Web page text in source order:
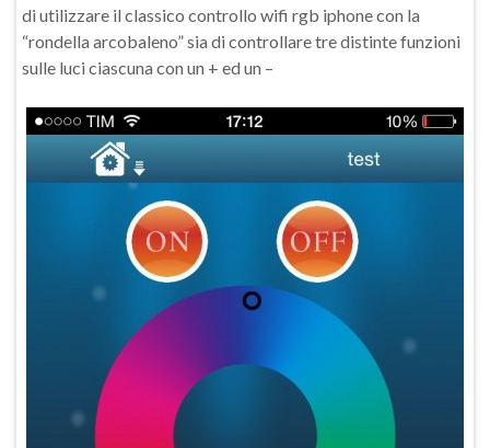
di utilizzare il classico controllo wifi rgb iphone con la
“rondella arcobaleno” sia di controllare tre distinte funzioni
sulle luci ciascuna con un + ed un –